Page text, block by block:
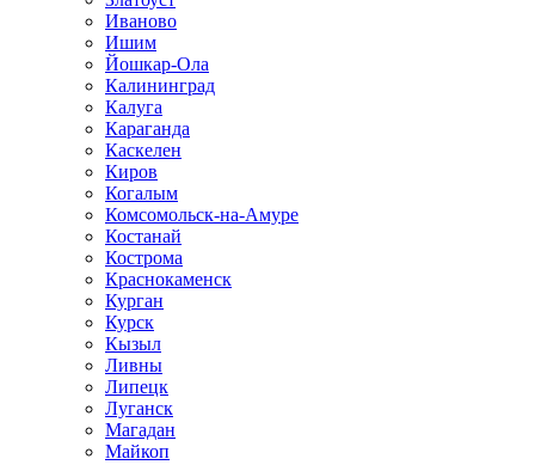
Иваново
Ишим
Йошкар-Ола
Калининград
Калуга
Караганда
Каскелен
Киров
Когалым
Комсомольск-на-Амуре
Костанай
Кострома
Краснокаменск
Курган
Курск
Кызыл
Ливны
Липецк
Луганск
Магадан
Майкоп